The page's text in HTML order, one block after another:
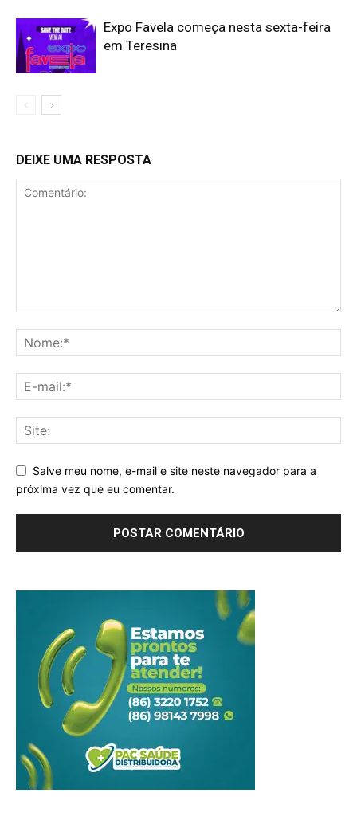
Expo Favela começa nesta sexta-feira
em Teresina
DEIXE UMA RESPOSTA
Salve meu nome, e-mail e site neste navegador para a
próxima vez que eu comentar.